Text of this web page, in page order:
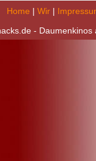
Home | Wir|
- Daumenkinos